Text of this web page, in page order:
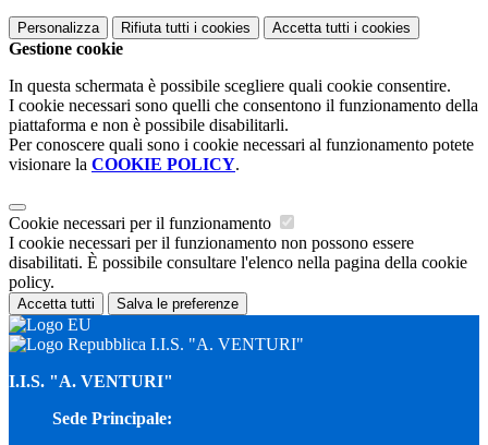
Personalizza Rifiuta tutti i cookies Accetta tutti i cookies
Gestione cookie
In questa schermata è possibile scegliere quali cookie consentire.
I cookie necessari sono quelli che consentono il funzionamento della
piattaforma e non è possibile disabilitarli.
Per conoscere quali sono i cookie necessari al funzionamento potete
visionare la COOKIE POLICY.
Cookie necessari per il funzionamento
I cookie necessari per il funzionamento non possono essere
disabilitati. È possibile consultare l'elenco nella pagina della cookie
policy.
Accetta tutti Salva le preferenze
I.I.S. "A. VENTURI"
I.I.S. "A. VENTURI"
Sede Principale: